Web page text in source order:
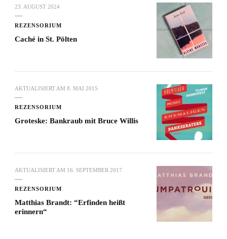
23. AUGUST 2024
REZENSORIUM
Caché in St. Pölten
AKTUALISIERT AM 8. MAI 2015
REZENSORIUM
Groteske: Bankraub mit Bruce Willis
AKTUALISIERT AM 16. SEPTEMBER 2017
REZENSORIUM
Matthias Brandt: “Erfinden heißt
erinnern“